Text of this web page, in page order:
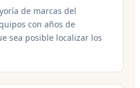
de marcas del
con años de
sea posible localizar los